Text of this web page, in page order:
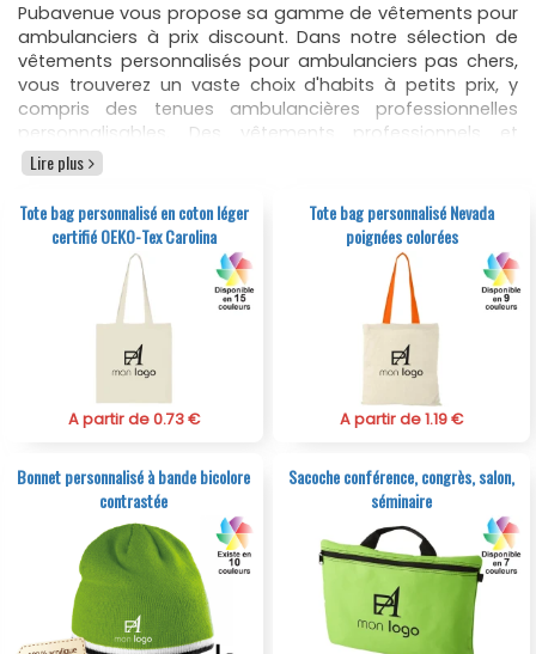
Pubavenue vous propose sa gamme de vêtements pour
ambulanciers à prix discount. Dans notre sélection de
vêtements personnalisés pour ambulanciers pas chers,
vous trouverez un vaste choix d'habits à petits prix, y
compris des tenues ambulancières professionnelles
personnalisables. Des vêtements professionnels et
tenues à personnaliser pour les ambulanciers, des polos,
des tee shirts, des casquettes, des pulls, des manteaux,
des gilets, des vestes softshell, des parkas, des blousons,
des vestes polaires, tenue de travail pour les pros à
acheter en grandes ou petites quantités.
Lire plus
Tote bag personnalisé en coton léger
certifié OEKO-Tex Carolina
A partir de 0.73 €
Tote bag personnalisé Nevada
poignées colorées
A partir de 1.19 €
Bonnet personnalisé à bande bicolore
contrastée
Sacoche conférence, congrès, salon,
séminaire